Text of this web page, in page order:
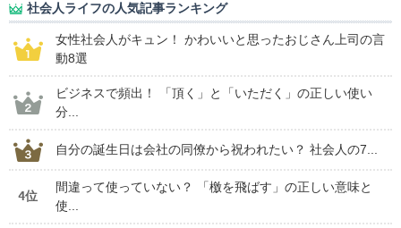
社会人ライフの人気記事ランキング
女性社会人がキュン！ かわいいと思ったおじさん上司の言
動8選
ビジネスで頻出！ 「頂く」と「いただく」の正しい使い
分...
自分の誕生日は会社の同僚から祝われたい？ 社会人の7...
4位
間違って使っていない？ 「檄を飛ばす」の正しい意味と
使...